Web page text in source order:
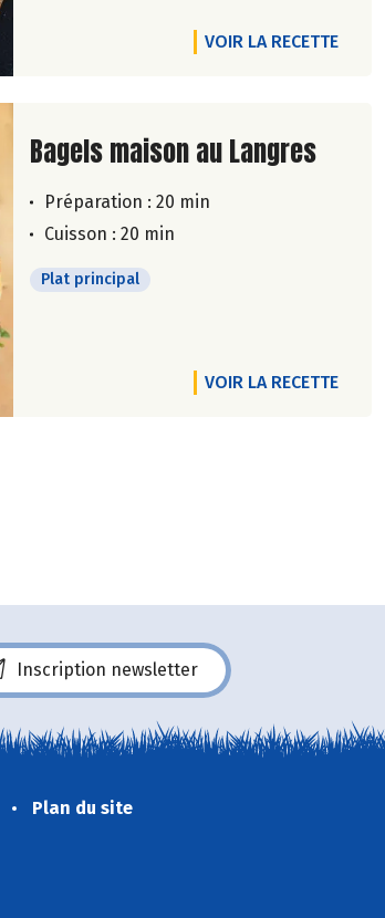
VOIR LA RECETTE
Lire la suite de la recette
Bagels maison au Langres
Préparation : 20 min
Cuisson : 20 min
Plat principal
VOIR LA RECETTE
Inscription newsletter
Plan du site